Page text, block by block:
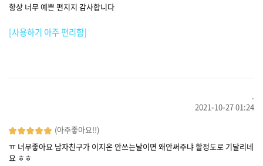
항상 너무 예쁜 편지지 감사합니다
[사용하기 아주 편리함]
.
2021-10-27 01:24
(아주좋아요!!)
ㅠ 너무좋아요 남자친구가 이지온 안쓰는날이면 왜안써주냐 할정도로 기달리네
요 ㅎㅎ